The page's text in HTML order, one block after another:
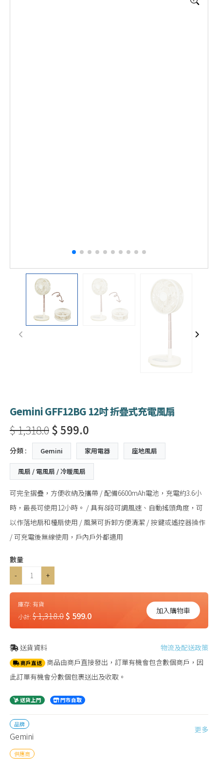
Gemini GFF12BG 12吋 折疊式充電風扇
$ 1,318.0$ 599.0
分類 : Gemini 家用電器 座地風扇
風扇 / 電風扇 / 冷暖風扇
可完全摺疊，方便收納及攜帶 / 配備6600mAh電池，充電約3.6小
時，最長可使用12小時。 / 具有8段可調風速、自動搖頭角度，可
以作落地扇和檯扇使用 / 風葉可拆卸方便清潔 / 按鍵或遙控器操作
/ 可充電後無線使用，戶內戶外都適用
數量
-
+
庫存: 有貨
小計: $ 1,318.0$ 599.0 加入購物車
送貨資料 物流及配送政策
商戶直送 商品由商戶直接發出，訂單有機會包含數個商戶，因
此訂單有機會分數個包裹送出及收取。
送貨上門 門市自取
品牌
Gemini
更多
供應商